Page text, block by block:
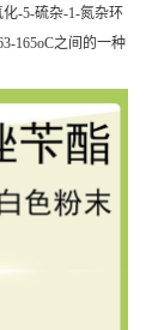
-5-硫杂-1-氮杂环
165oC之间的一种